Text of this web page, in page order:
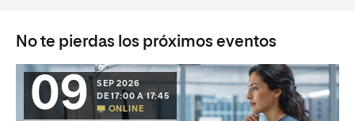
No te pierdas los próximos eventos
09
SEP 2026
DE 17:00 A 17:45
ONLINE